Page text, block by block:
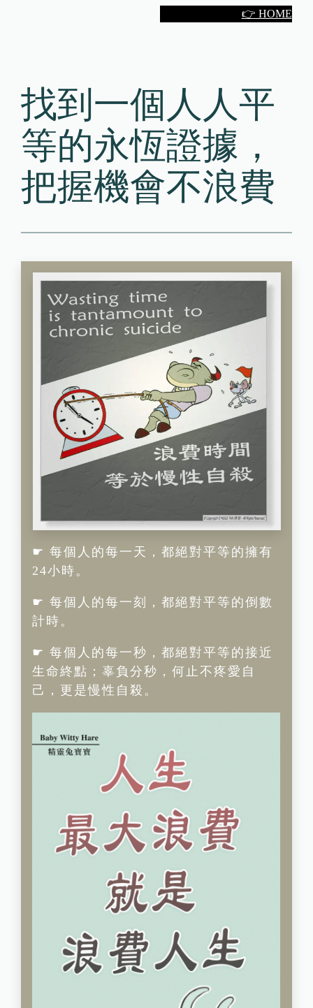
👉 HOME
找到一個人人平
等的永恆證據，
把握機會不浪費
☛ 每個人的每一天，都絕對平等的擁有
24小時。
☛ 每個人的每一刻，都絕對平等的倒數
計時。
☛ 每個人的每一秒，都絕對平等的接近
生命終點；辜負分秒，何止不疼愛自
己，更是慢性自殺。